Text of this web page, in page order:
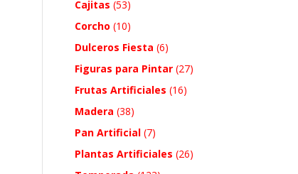
Cajitas (53)
Corcho (10)
Dulceros Fiesta (6)
Figuras para Pintar (27)
Frutas Artificiales (16)
Madera (38)
Pan Artificial (7)
Plantas Artificiales (26)